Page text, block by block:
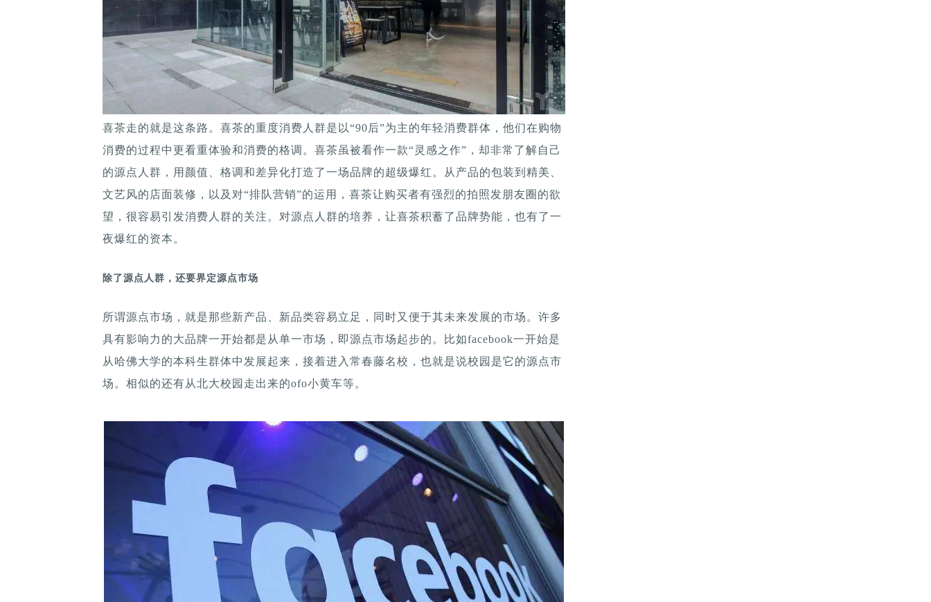
喜茶走的就是这条路。喜茶的重度消费人群是以“90后”为主的年轻消费群体，他们在购物
消费的过程中更看重体验和消费的格调。喜茶虽被看作一款“灵感之作”，却非常了解自己
的源点人群，用颜值、格调和差异化打造了一场品牌的超级爆红。从产品的包装到精美、
文艺风的店面装修，以及对“排队营销”的运用，喜茶让购买者有强烈的拍照发朋友圈的欲
望，很容易引发消费人群的关注。对源点人群的培养，让喜茶积蓄了品牌势能，也有了一
夜爆红的资本。
除了源点人群，还要界定源点市场
所谓源点市场，就是那些新产品、新品类容易立足，同时又便于其未来发展的市场。许多
具有影响力的大品牌一开始都是从单一市场，即源点市场起步的。比如facebook一开始是
从哈佛大学的本科生群体中发展起来，接着进入常春藤名校，也就是说校园是它的源点市
场。相似的还有从北大校园走出来的ofo小黄车等。